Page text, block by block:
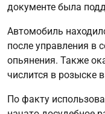
документе была
Автомобиль
после управления в
опьянения. Также
числится в розыске
По факту